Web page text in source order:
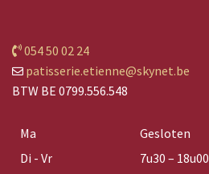
054 50 02 24
patisserie.etienne@skynet.be
BTW BE 0799.556.548
Ma
Gesloten
Di - Vr
7u30 – 18u00